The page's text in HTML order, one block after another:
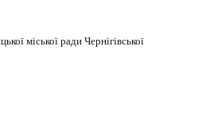
міської ради Чернігівської